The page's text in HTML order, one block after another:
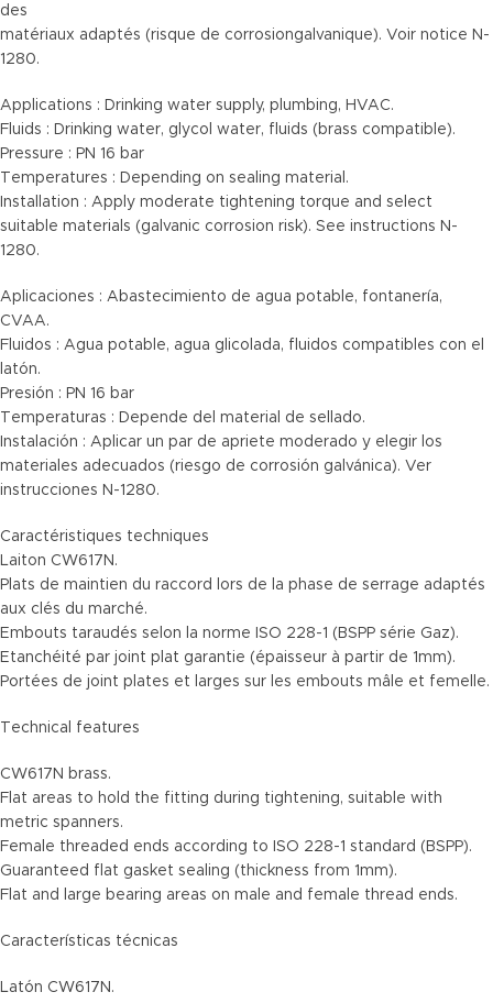
des
matériaux adaptés (risque de corrosiongalvanique). Voir notice N-
1280.
Applications : Drinking water supply, plumbing, HVAC.
Fluids : Drinking water, glycol water, fluids (brass compatible).
Pressure : PN 16 bar
Temperatures : Depending on sealing material.
Installation : Apply moderate tightening torque and select
suitable materials (galvanic corrosion risk). See instructions N-
1280.
Aplicaciones : Abastecimiento de agua potable, fontanería,
CVAA.
Fluidos : Agua potable, agua glicolada, fluidos compatibles con el
latón.
Presión : PN 16 bar
Temperaturas : Depende del material de sellado.
Instalación : Aplicar un par de apriete moderado y elegir los
materiales adecuados (riesgo de corrosión galvánica). Ver
instrucciones N-1280.
Caractéristiques techniques
Laiton CW617N.
Plats de maintien du raccord lors de la phase de serrage adaptés
aux clés du marché.
Embouts taraudés selon la norme ISO 228-1 (BSPP série Gaz).
Etanchéité par joint plat garantie (épaisseur à partir de 1mm).
Portées de joint plates et larges sur les embouts mâle et femelle.
Technical features
CW617N brass.
Flat areas to hold the fitting during tightening, suitable with
metric spanners.
Female threaded ends according to ISO 228-1 standard (BSPP).
Guaranteed flat gasket sealing (thickness from 1mm).
Flat and large bearing areas on male and female thread ends.
Características técnicas
Latón CW617N.